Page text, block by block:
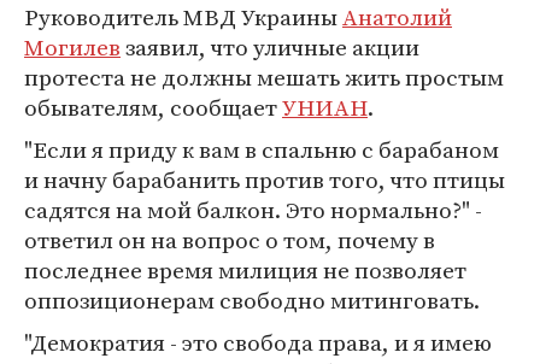
Руководитель МВД УкраиныАнатолий
Могилевзаявил, что уличные акции
протеста не должны мешать жить простым
обывателям, сообщаетУНИАН.
"Если я приду к вам в спальню с барабаном
и начну барабанить против того, что птицы
садятся на мой балкон. Это нормально?" -
ответил он на вопрос о том, почему в
последнее время милиция не позволяет
оппозиционерам свободно митинговать.
"Демократия - это свобода права, и я имею